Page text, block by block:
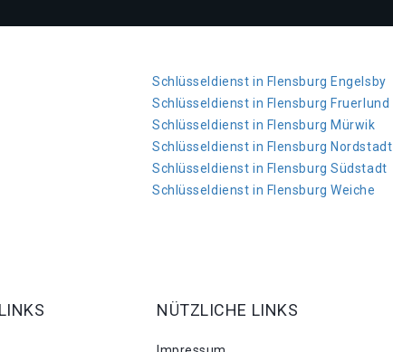
Schlüsseldienst in Flensburg Engelsby
Schlüsseldienst in Flensburg Fruerlund
Schlüsseldienst in Flensburg Mürwik
Schlüsseldienst in Flensburg Nordstadt
Schlüsseldienst in Flensburg Südstadt
Schlüsseldienst in Flensburg Weiche
NÜTZLICHE LINKS